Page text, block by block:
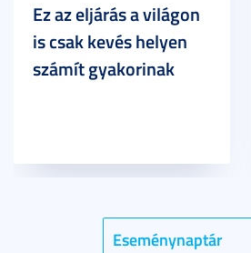
Eseménynaptár
Ez az eljárás a világon
is csak kevés helyen
számít gyakorinak